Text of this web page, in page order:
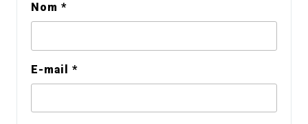
Nom *
E-mail *